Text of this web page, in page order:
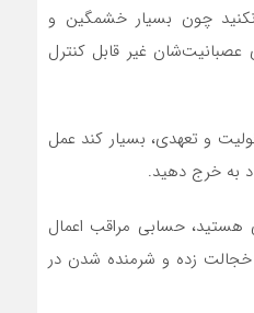
چون بسيار خشمگين و
غير قابل کنترل
و تعهدي، بسيار کند عمل
به خرج دهيد.
هستيد، حسابي مراقب اعمال
خجالت زده و شرمنده شدن در